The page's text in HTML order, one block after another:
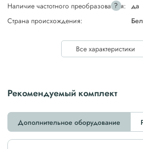
Наличие частотного преобразователя:
?
да
Страна происхождения:
Все характеристики
Рекомендуемый комплект
Дополнительное оборудование